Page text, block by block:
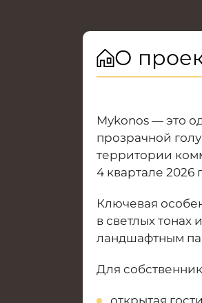
О
Mykonos — это
прозрачной
территории
4 квартале 2026
Ключевая
в светлых
ландшафтным
Для